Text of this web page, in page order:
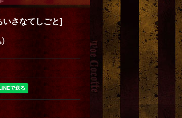
いさなてしごと]
)